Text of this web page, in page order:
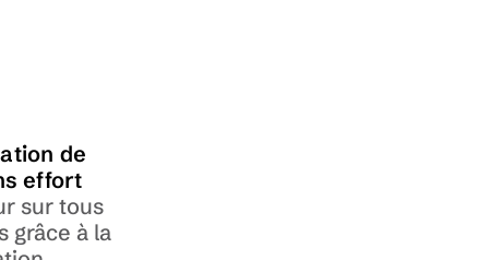
de
effort
sur tous
grâce à la